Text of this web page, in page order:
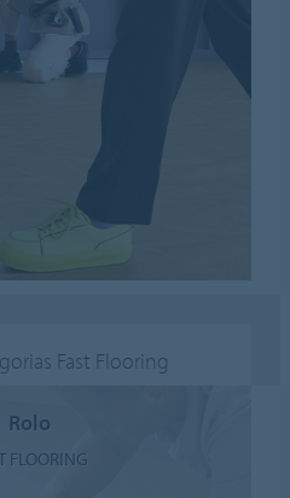
Fast Flooring
Rolo
FLOORING